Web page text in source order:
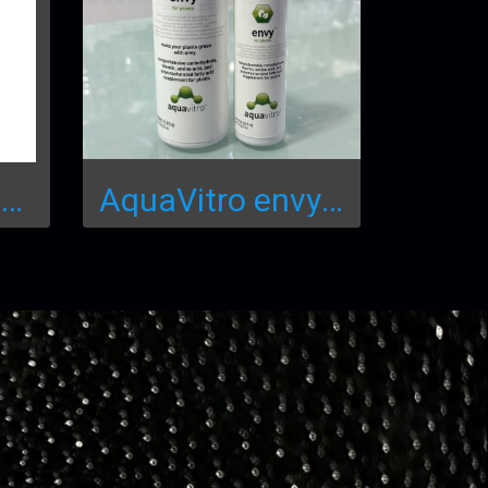
Copper Power Green foe freshwater 4oz 118ml. AquaVitro envy™ for plant